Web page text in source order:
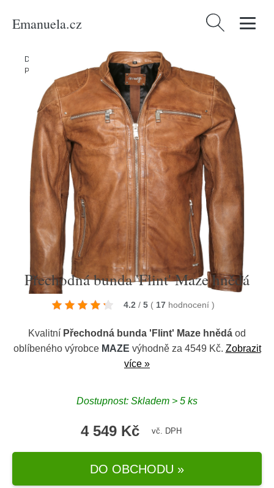
Emanuela.cz Vyhledávání
Domů /Oblečení/Nadměrné velikosti
Přechodná bunda 'Flint' Maze hnědá
Přechodná bunda 'Flint' Maze hnědá
4.2 / 5 ( 17 hodnocení )
Kvalitní Přechodná bunda 'Flint' Maze hnědá od
oblíbeného výrobce MAZE výhodně za 4549 Kč. Zobrazit
více »
Dostupnost: Skladem > 5 ks
4 549 Kč vč. DPH
DO OBCHODU »